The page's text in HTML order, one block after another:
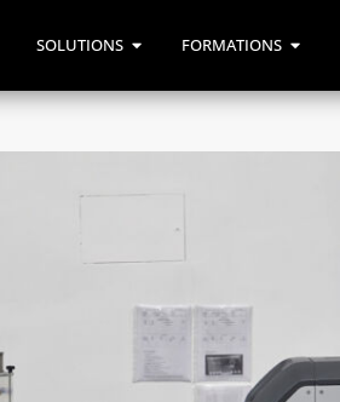
SOLUTIONS FORMATIONS